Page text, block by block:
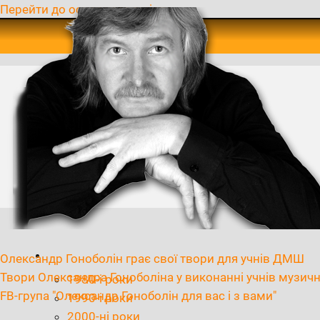
Перейти до основного вмісту
1980-і роки
1990-і роки
2000-ні роки
Олександр Гоноболін грає свої твори для учнів ДМШ
Твори Олександра Гоноболіна у виконанні учнів
FB-група "Олександр Гоноболін для вас і з вами"